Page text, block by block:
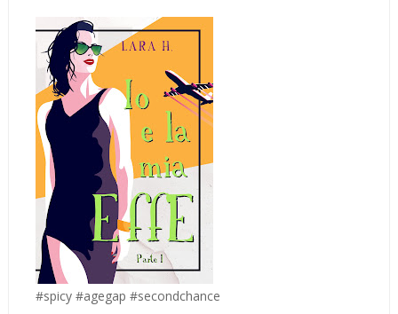
#spicy #agegap #secondchance